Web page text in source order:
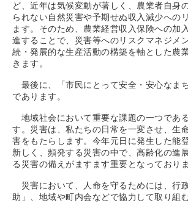
ど、近年は気候変動が著しく、農業者自身
られない自然災害や予期せぬ収入減少への
ます。そのため、農業経営収入保険への加
進することで、災害等へのリスクマネジメ
続・発展的な生産活動の構築を軸とした農
きます。
最後に、「市民にとって安全・安心なま
であります。
地域社会において重要な課題の一つであ
す。災害は、私たちの日常を一変させ、生
害をもたらします。今年元日に発生した能
新しく、頻発する災害の中で、高齢化の進
る災害の備えがますます重要となっておりま
災害において、人命を守るためには、行
助」、地域や町内会などで協力して取り組